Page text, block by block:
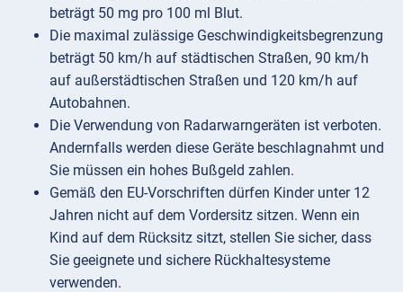
beträgt 50 mg pro 100 ml Blut.
Die maximal zulässige Geschwindigkeitsbegrenzung
beträgt 50 km/h auf städtischen Straßen, 90 km/h
auf außerstädtischen Straßen und 120 km/h auf
Autobahnen.
Die Verwendung von Radarwarngeräten ist verboten.
Andernfalls werden diese Geräte beschlagnahmt und
Sie müssen ein hohes Bußgeld zahlen.
Gemäß den EU-Vorschriften dürfen Kinder unter 12
Jahren nicht auf dem Vordersitz sitzen. Wenn ein
Kind auf dem Rücksitz sitzt, stellen Sie sicher, dass
Sie geeignete und sichere Rückhaltesysteme
verwenden.